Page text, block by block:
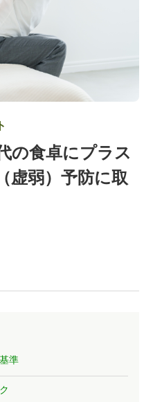
の食卓にプラス
虚弱）予防に取
準